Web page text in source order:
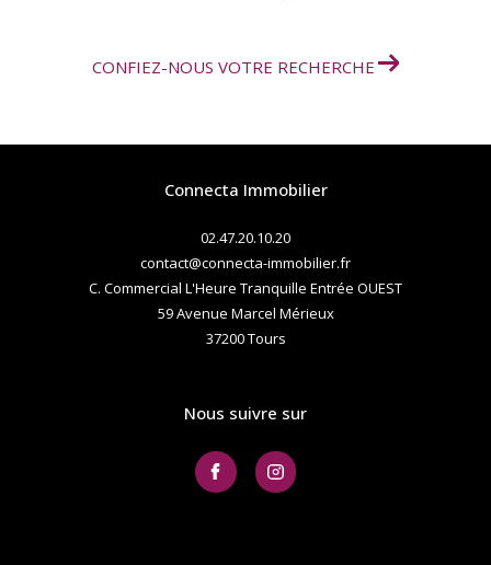
CONFIEZ-NOUS VOTRE RECHERCHE
Connecta Immobilier
02.47.20.10.20
contact@connecta-immobilier.fr
C. Commercial L'Heure Tranquille Entrée OUEST
59 Avenue Marcel Mérieux
37200 tours
Nous suivre sur